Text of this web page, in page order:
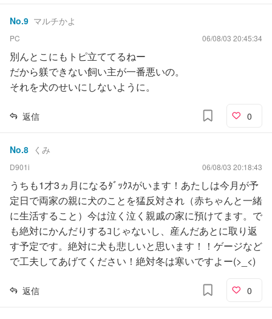
No.9 マルチかよ
PC 06/08/03 20:45:34
別んとこにもトピ立ててるねー
だから躾できない飼い主が一番悪いの。
それを犬のせいにしないように。
返信 0
No.8 くみ
D901i 06/08/03 20:18:43
うちも1才3ヵ月になるﾀﾞｯｸｽがいます！あたしは今月が予
定日で両家の親に犬のことを猛反対され（赤ちゃんと一緒
に生活すること）今は泣く泣く親戚の家に預けてます。で
も絶対にかんだりするｺじゃないし、産んだあとに取り返
す予定です。絶対に犬も悲しいと思います！！ゲージなど
で工夫してあげてください！絶対冬は寒いですよー(>_<)
返信 0